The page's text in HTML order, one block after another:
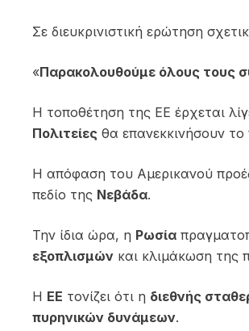
Σε διευκρινιστική ερώτηση
«Παρακολουθούμε όλους τους
Η τοποθέτηση της ΕΕ έρχεται
Πολιτείες θα επανεκκινήσουν
Η απόφαση του Αμερικανού
πεδίο της Νεβάδα.
Την ίδια ώρα, η Ρωσία
εξοπλισμών και κλιμάκωση της
Η ΕΕ τονίζει ότι η διεθνής
πυρηνικών δυνάμεων.